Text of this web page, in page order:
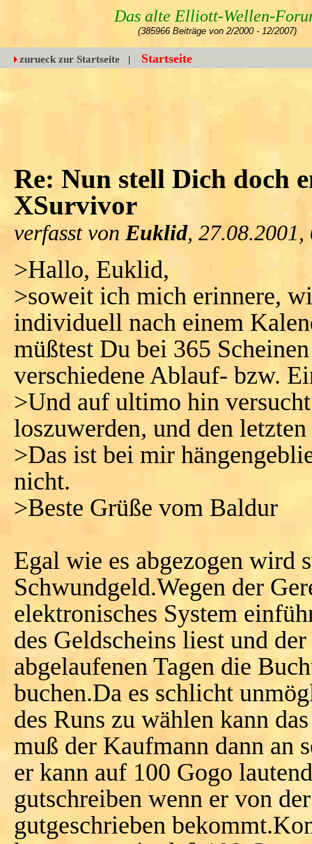
Das alte Elliott-Wellen-
(385966 Beiträge von 2/2000 - 12/2007)
zurueck zur Startseite | Startseite
Re: Nun stell Dich doch
XSurvivor
verfasst vonEuklid, 27.08.2001,
>Hallo, Euklid,
>soweit ich mich erinnere,
individuell nach einem
müßtest Du bei 365
verschiedene Ablauf- bzw.
>Und auf ultimo hin
loszuwerden, und den
>Das ist bei mir
nicht.
>Beste Grüße vom Baldur
Egal wie es abgezogen wird
Schwundgeld.Wegen der
elektronisches System
des Geldscheins liest und
abgelaufenen Tagen die
buchen.Da es schlicht
des Runs zu wählen kann
muß der Kaufmann dann an
er kann auf 100 Gogo
gutschreiben wenn er von
gutgeschrieben